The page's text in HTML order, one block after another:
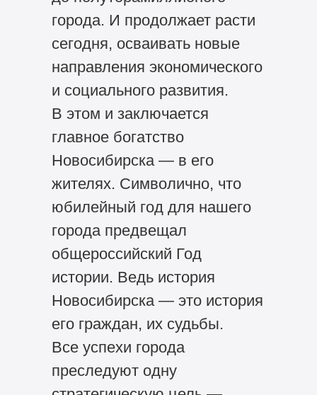
города. И продолжает расти
сегодня, осваивать новые
направления экономического
и социального развития.
В этом и заключается
главное богатство
Новосибирска — в его
жителях. Символично, что
юбилейный год для нашего
города предвещал
общероссийский Год
истории. Ведь история
Новосибирска — это история
его граждан, их судьбы.
Все успехи города
преследуют одну